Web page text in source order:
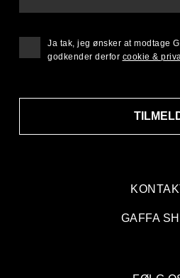
GAFFA
Ja tak, jeg ønsker at modtage
godkender derfor cookie &